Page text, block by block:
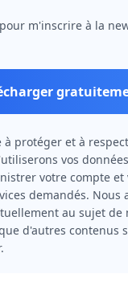
m'inscrire à la
à protéger et à
vos
votre compte et
demandés. Nous
au sujet de
d'autres contenus